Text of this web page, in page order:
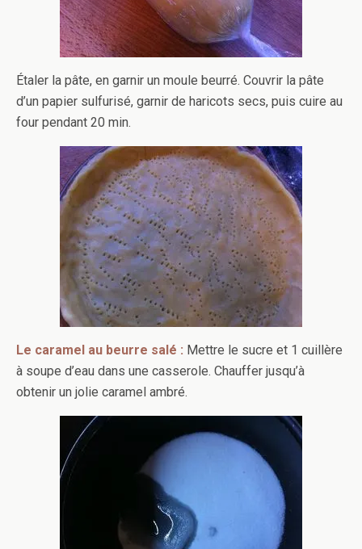
Étaler la pâte, en garnir un moule beurré. Couvrir la pâte
d’un papier sulfurisé, garnir de haricots secs, puis cuire au
four pendant 20 min.
Le caramel au beurre salé : Mettre le sucre et 1 cuillère
à soupe d’eau dans une casserole. Chauffer jusqu’à
obtenir un jolie caramel ambré.